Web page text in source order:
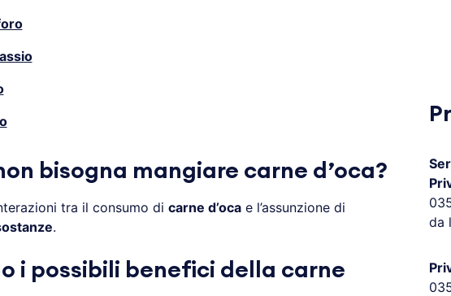
bisogna mangiare carne d’oca?
tra il consumo di carne d’ocae l’assunzione di
.
i possibili benefici della carne
da